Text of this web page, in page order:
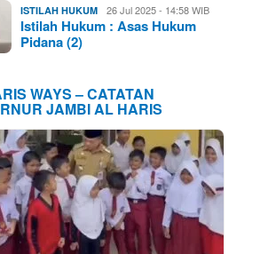
ISTILAH HUKUM 26 Jul 2025 - 14:58 WIB
Istilah Hukum : Asas Hukum
Pidana (2)
WAYS – CATATAN
JAMBI AL HARIS